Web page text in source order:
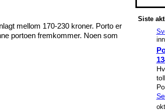
mellom 170-230 kroner. Porto er
portoen fremkommer. Noen som
Siste